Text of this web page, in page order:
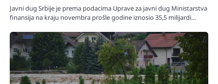
Javni dug Srbije je prema podacima Uprave za javni dug Ministarstva
finansija na kraju novembra prošle godine iznosio 35,5 milijardi…